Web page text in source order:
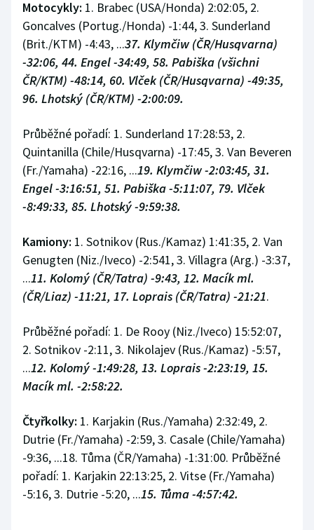
Motocykly: 1. Brabec (USA/Honda) 2:02:05, 2.
Goncalves (Portug./Honda) -1:44, 3. Sunderland
(Brit./KTM) -4:43, ...37. Klymčiw (ČR/Husqvarna)
-32:06, 44. Engel -34:49, 58. Pabiška (všichni
ČR/KTM) -48:14, 60. Vlček (ČR/Husqvarna) -49:35,
96. Lhotský (ČR/KTM) -2:00:09.
Průběžné pořadí: 1. Sunderland 17:28:53, 2.
Quintanilla (Chile/Husqvarna) -17:45, 3. Van Beveren
(Fr./Yamaha) -22:16, ...19. Klymčiw -2:03:45, 31.
Engel -3:16:51, 51. Pabiška -5:11:07, 79. Vlček
-8:49:33, 85. Lhotský -9:59:38.
Kamiony: 1. Sotnikov (Rus./Kamaz) 1:41:35, 2. Van
Genugten (Niz./Iveco) -2:541, 3. Villagra (Arg.) -3:37,
...11. Kolomý (ČR/Tatra) -9:43, 12. Macík ml.
(ČR/Liaz) -11:21, 17. Loprais (ČR/Tatra) -21:21.
Průběžné pořadí: 1. De Rooy (Niz./Iveco) 15:52:07,
2. Sotnikov -2:11, 3. Nikolajev (Rus./Kamaz) -5:57,
...12. Kolomý -1:49:28, 13. Loprais -2:23:19, 15.
Macík ml. -2:58:22.
Čtyřkolky: 1. Karjakin (Rus./Yamaha) 2:32:49, 2.
Dutrie (Fr./Yamaha) -2:59, 3. Casale (Chile/Yamaha)
-9:36, ...18. Tůma (ČR/Yamaha) -1:31:00. Průběžné
pořadí: 1. Karjakin 22:13:25, 2. Vitse (Fr./Yamaha)
-5:16, 3. Dutrie -5:20, ...15. Tůma -4:57:42.